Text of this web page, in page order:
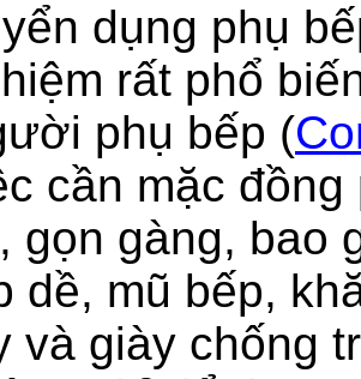
dụng phụ
rất phổ
phụ bếp (
cần mặc
gọn gàng, bao
dề, mũ bếp,
và giày chống